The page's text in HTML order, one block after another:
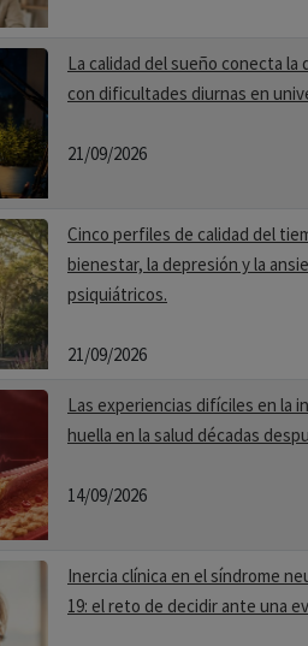
La calidad del sueño conecta la
con dificultades diurnas en
21/09/2026
Cinco perfiles de calidad del
bienestar, la depresión y la
psiquiátricos.
21/09/2026
Las experiencias difíciles en la
huella en la salud décadas
14/09/2026
Inercia clínica en el síndrome
19: el reto de decidir ante una